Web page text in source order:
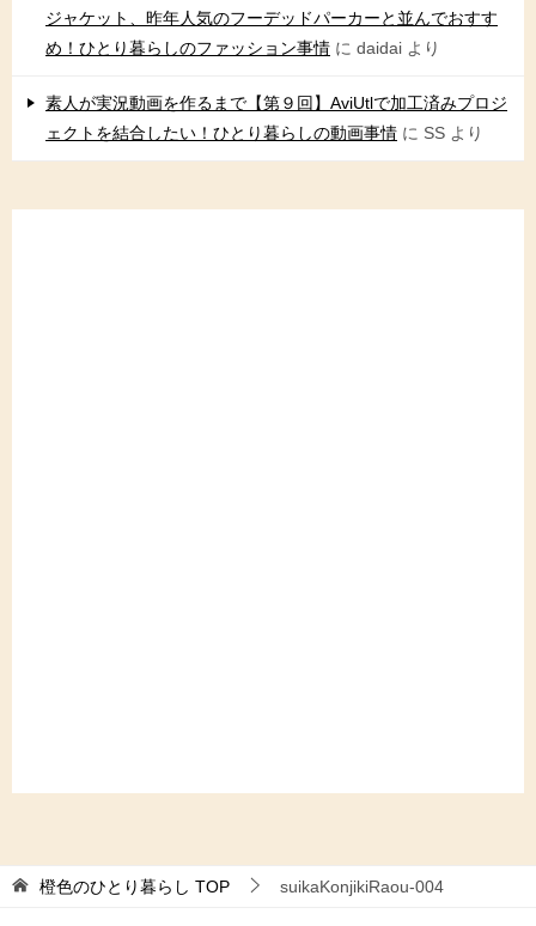
ジャケット、昨年人気のフーデッドパーカーと並んでおすす
め！ひとり暮らしのファッション事情 に daidai より
素人が実況動画を作るまで【第９回】AviUtlで加工済みプロジ
ェクトを結合したい！ひとり暮らしの動画事情 に SS より
橙色のひとり暮らし TOP suikaKonjikiRaou-004